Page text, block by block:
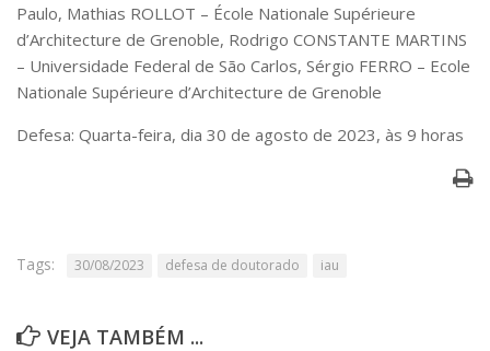
Comunicação
Assessorias e Mídias
Aplicativos e Sites
Jornal da USP
Defesa de Teses
Paulo, Mathias ROLLOT – École Nationale Supérieure
d’Architecture de Grenoble, Rodrigo CONSTANTE MARTINS
– Universidade Federal de São Carlos, Sérgio FERRO – Ecole
Nationale Supérieure d’Architecture de Grenoble
Defesa: Quarta-feira, dia 30 de agosto de 2023, às 9 horas
Tags: 30/08/2023 defesa de doutorado iau
VEJA TAMBÉM ...